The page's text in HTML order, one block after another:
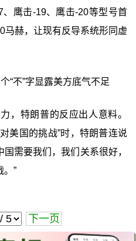
鹰击-19、鹰击-20等型号首
马赫，让现有反导系统形同虚
“不”字显露美方底气不足
，特朗普的反应出人意料。
美国的挑战”时，特朗普连说
国需要我们，我们关系很好，
。”
下一页